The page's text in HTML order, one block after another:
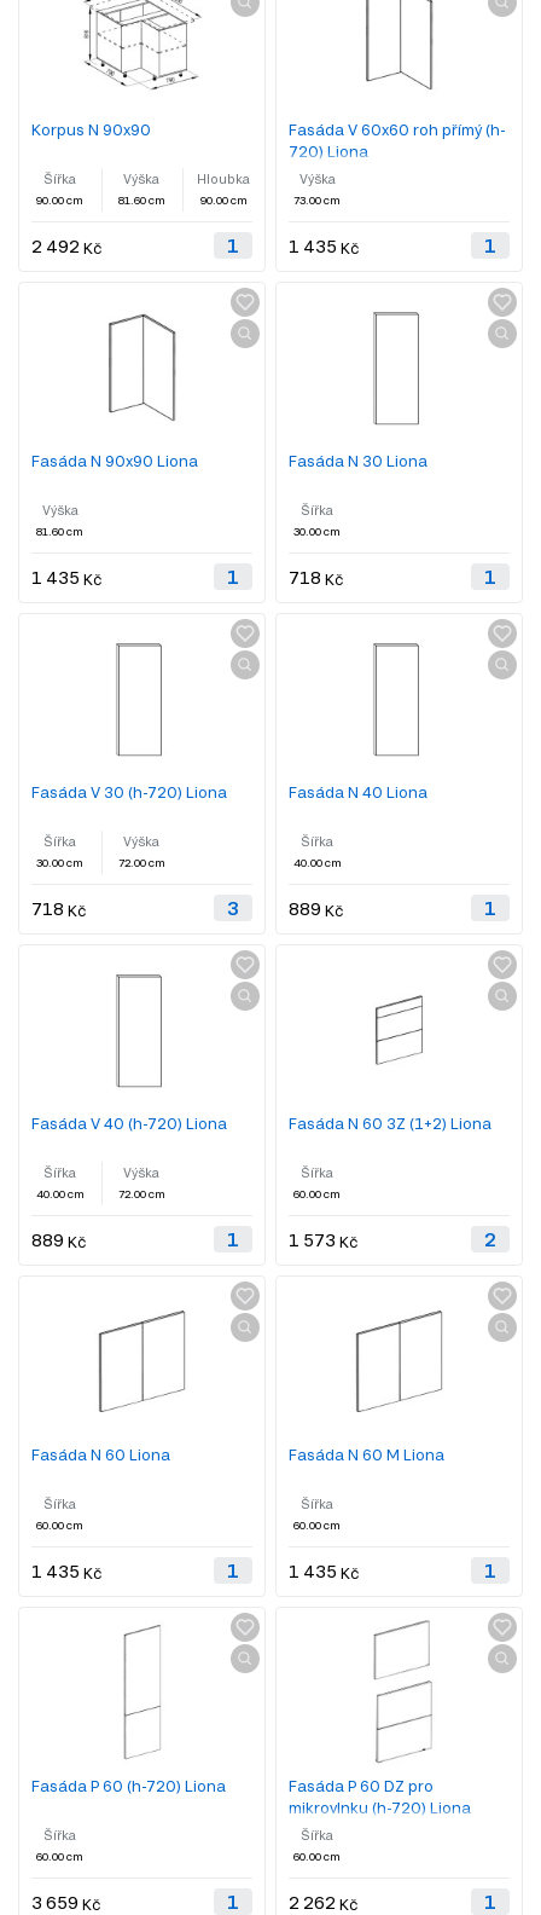
Korpus N 90x90
Šířka
90.00 cm
Výška
81.60 cm
Hloubka
90.00 cm
2 492 Kč
Fasáda V 60x60 roh přímý (h-
720) Liona
Výška
73.00 cm
1 435 Kč
Fasáda N 90x90 Liona
Výška
81.60 cm
1 435 Kč
Fasáda N 30 Liona
Šířka
30.00 cm
718 Kč
Fasáda V 30 (h-720) Liona
Šířka
30.00 cm
Výška
72.00 cm
718 Kč
Fasáda N 40 Liona
Šířka
40.00 cm
889 Kč
Fasáda V 40 (h-720) Liona
Šířka
40.00 cm
Výška
72.00 cm
889 Kč
Fasáda N 60 3Z (1+2) Liona
Šířka
60.00 cm
1 573 Kč
Fasáda N 60 Liona
Šířka
60.00 cm
1 435 Kč
Fasáda N 60 M Liona
Šířka
60.00 cm
1 435 Kč
Fasáda P 60 (h-720) Liona
Šířka
60.00 cm
3 659 Kč
Fasáda P 60 DZ pro
mikrovlnku (h-720) Liona
Šířka
60.00 cm
2 262 Kč